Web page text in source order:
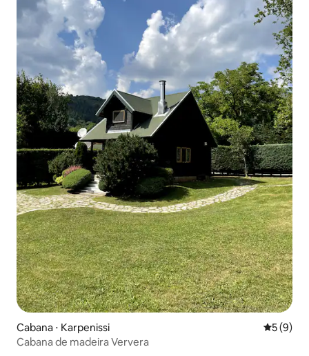
Cabana ⋅ Karpenissi 5 de
5 (9)
Cabana de madeira Ververa